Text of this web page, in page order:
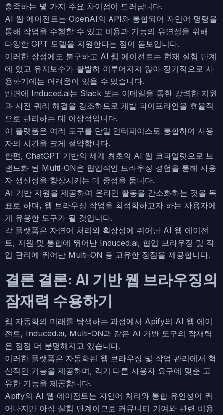
충족하는 몇 가지 주요 차이점이 드러납니다.
AI 웹 에이전트는 OpenAI의 API와 통합되어 자연어 명령을
통해 작업을 수행할 수 있고 비용과 기능의 유연성을 위해
다양한 GPT 모델을 지원한다는 점이 돋보입니다.
이러한 장점에도 불구하고 AI 웹 에이전트는 현재 실험 단계
에 있고 유지보수가 활발히 이루어지지 않아 장기적으로 사
용하기에는 어려움이 있을 수 있습니다.
반면에 Induced.ai는 Slack 또는 이메일을 통한 강력한 지원
과 사전 쿼리 해결을 강조하므로 개발 파이프라인을 효율적
으로 관리하는 데 이상적입니다.
이 플랫폼은 여러 도구를 단일 인터페이스로 통합하여 사용
자의 시간을 크게 절약합니다.
한편, ChatGPT 기반의 세계 최초의 AI 웹 코파일럿으로 브
랜드화 된 Multi-ON은 협업적인 브라우징 경험을 통해 사용
자 생산성을 향상시키는 데 중점을 둡니다.
AI 기반 지원을 제공하여 온라인 활동을 간소화하는 것을 목
표로 하며, 웹 브라우징 작업을 최적화하고자 하는 사용자에
게 유용한 도구가 될 것입니다.
각 플랫폼은 자연어 처리와 확장성에 뛰어난 AI 웹 에이전
트, 지원 및 통합에 뛰어난 Induced.ai, 협업 브라우징 및 작
업 관리에 뛰어난 Multi-ON 등 고유한 장점을 제공합니다.
결론 결론: AI 기반 웹 브라우징의
잠재력 수용하기
웹 자동화의 미래를 탐색하는 과정에서 Apify의 AI 웹 에이
전트, Induced.ai, Multi-ON과 같은 AI 기반 도구의 잠재력
은 점점 더 분명해지고 있습니다.
이러한 플랫폼은 자동화된 웹 브라우징 및 작업 관리에서 혁
신적인 기능을 제공하며, 각기 다른 사용자 요구에 맞춘 고
유한 기능을 제공합니다.
Apify의 AI 웹 에이전트는 자연어 처리와 통합 유연성이 뛰
어나지만 아직 실험 단계이므로 커뮤니티 기여와 관련 비용